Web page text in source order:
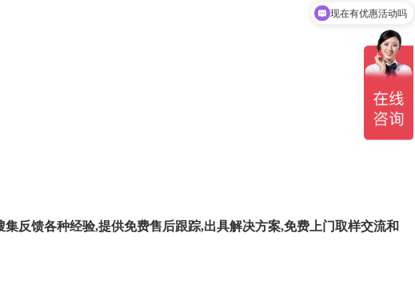
反馈各种经验,提供免费售后跟踪,出具解决方案,免费上门取样交流和
现在有优惠活动吗